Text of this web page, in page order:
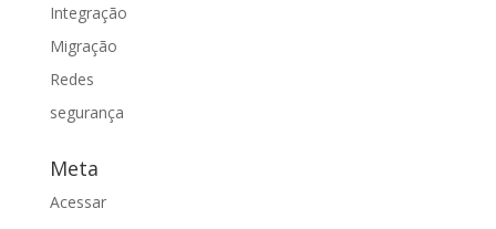
Integração
Migração
Redes
segurança
Meta
Acessar